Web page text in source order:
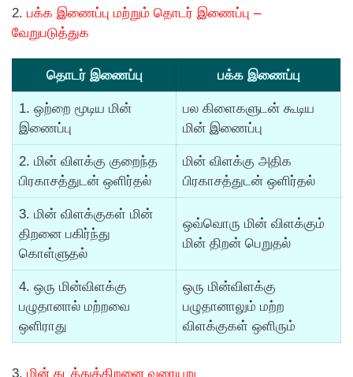
2. பக்க இணைப்பு மற்றும் தொடர் இணைப்பு –
வேறுபடுத்துக
தொடர் இணைப்பு பக்க இணைப்பு
1. ஒற்றை மூடிய மின்
இணைப்பு
பல கிளைகளுடன் கூடிய
மின் இணைப்பு
2. மின் விளக்கு குறைந்த
பிரகாசத்துடன் ஒளிர்தல்
மின் விளக்கு அதிக
பிரகாசத்துடன் ஒளிர்தல்
3. மின் விளக்குகள் மின்
திறனை பகிர்ந்து
கொள்ளுதல்
ஒவ்வொரு மின் விளக்கும்
மின் திறன் பெறுதல்
4. ஒரு மின்விளக்கு
பழுதானால் மற்றவை
ஒளிராது
ஒரு மின்விளக்கு
பழுதானாலும் மற்ற
விளக்குகள் ஒளிரும்
3. மின் கடத்துத்திறனை வரையறு